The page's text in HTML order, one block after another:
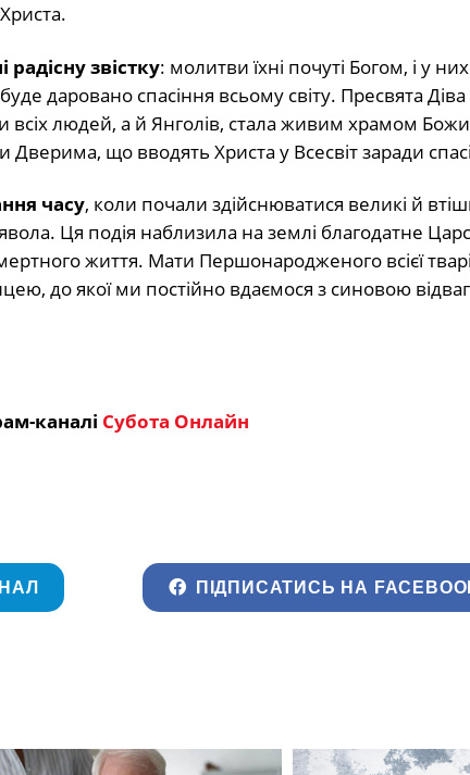
звістку: молитви їхні почуті Богом, і у
даровано спасіння всьому світу. Пресвята
людей, а й Янголів, стала живим храмом
Дверима, що вводять Христа у Всесвіт заради
часу, коли почали здійснюватися великі й
Ця подія наблизила на землі благодатне
життя. Мати Першонародженого всієї
до якої ми постійно вдаємося з синовою
каналі Субота Онлайн
ПІДПИСАТИСЬ НА